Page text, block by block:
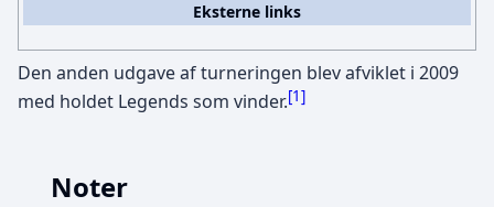
Eksterne links
Den anden udgave af turneringen blev afviklet i 2009
med holdet Legends som vinder.[1]
Noter